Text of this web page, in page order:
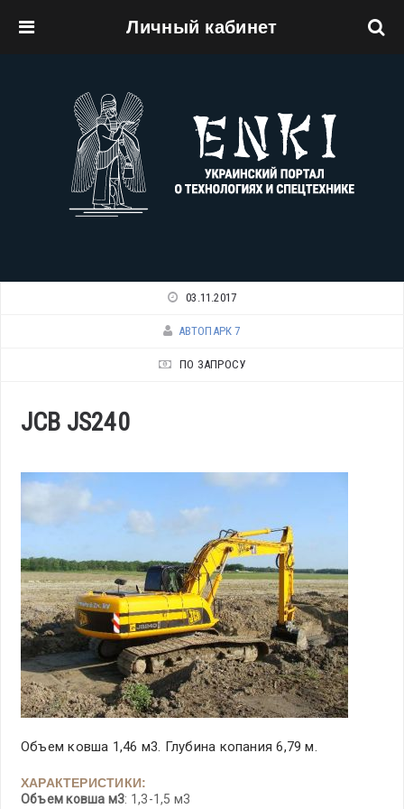
Личный кабинет
03.11.2017
АВТОПАРК 7
ПО ЗАПРОСУ
JCB JS240
Объем ковша 1,46 м3. Глубина копания 6,79 м.
ХАРАКТЕРИСТИКИ:
Объем ковша м3: 1,3-1,5 м3